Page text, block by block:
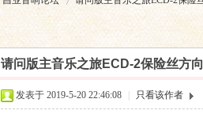
›
请问版主音乐之旅ECD-2保险丝方
发表于 2019-5-20 22:46:08 只看该作者